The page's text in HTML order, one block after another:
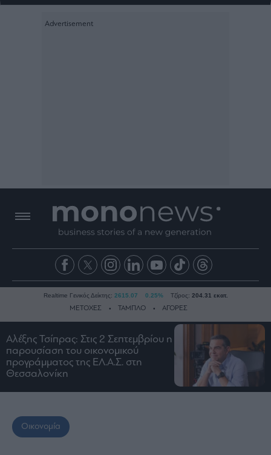
Ειδήσεις
Οικονομία
Business
Ναυτιλία
Realtime Γενικός Δείκτης: 2615.07 0.25% Τζίρος: 204.31 εκατ.
ΜΕΤΟΧΕΣ ΤΑΜΠΛΟ ΑΓΟΡΕΣ
Αλέξης Τσίπρας: Στις 2 Σεπτεμβρίου η
παρουσίαση του οικονομικού
προγράμματος της ΕΛ.Α.Σ. στη
Θεσσαλονίκη
Οικονομία